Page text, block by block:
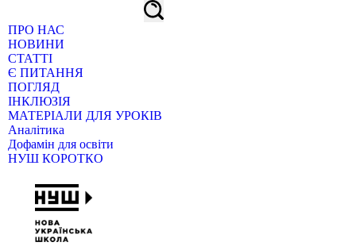
ПРО НАС
НОВИНИ
СТАТТІ
Є ПИТАННЯ
ПОГЛЯД
ІНКЛЮЗІЯ
МАТЕРІАЛИ ДЛЯ УРОКІВ
Аналітика
Дофамін для освіти
НУШ КОРОТКО